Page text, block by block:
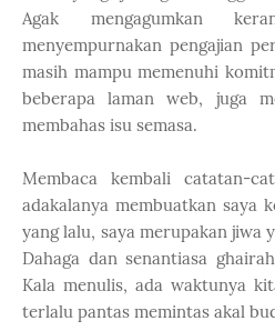
Agak mengagumkan
menyempurnakan pengajian
masih mampu memenuhi
beberapa laman web, juga
membahas isu semasa.
Membaca kembali catatan-
adakalanya membuatkan saya
yang lalu, saya merupakan jiwa
Dahaga dan senantiasa
Kala menulis, ada waktunya
terlalu pantas memintas akal